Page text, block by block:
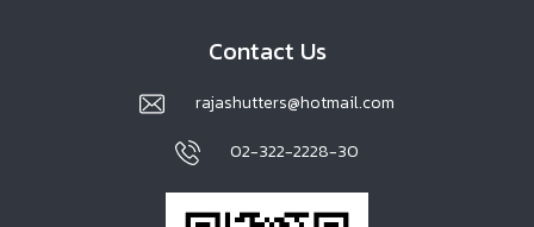
Contact Us
rajashutters@hotmail.com
02-322-2228-30